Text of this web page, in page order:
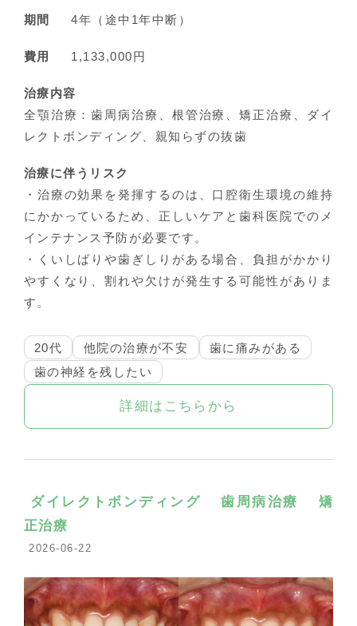
期間 4年（途中1年中断）
費用 1,133,000円
治療内容
全顎治療：歯周病治療、根管治療、矯正治療、ダイ
レクトボンディング、親知らずの抜歯
治療に伴うリスク
・治療の効果を発揮するのは、口腔衛生環境の維持
にかかっているため、正しいケアと歯科医院でのメ
インテナンス予防が必要です。
・くいしばりや歯ぎしりがある場合、負担がかかり
やすくなり、割れや欠けが発生する可能性がありま
す。
20代 他院の治療が不安
歯に痛みがある
歯の神経を残したい
詳細はこちらから
ダイレクトボンディング 歯周病治療
矯
正治療
2026-06-22